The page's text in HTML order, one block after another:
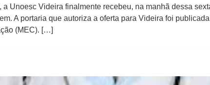
Unoesc Videira finalmente recebeu, na manhã dessa
A portaria que autoriza a oferta para Videira foi
(MEC). […]